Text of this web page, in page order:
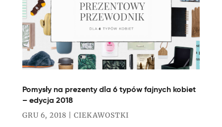
Pomysły na prezenty dla 6 typów fajnych kobiet
– edycja 2018
GRU 6, 2018 CIEKAWOSTKI